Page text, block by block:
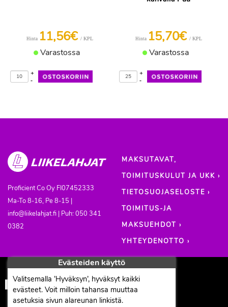
Hinta 11,56€ / KPL
Varastossa
-
+
Hinta 15,70€ / KPL
Varastossa
-
+
Proficient Co Oy FI07452333
Ma-To 8-16, Pe 8-15 |
info@liikelahjat.fi | Puh: 050 341
0382
MAKSUTAVAT,
TOIMITUSKULUT JA UKK ›
TIETOSUOJASELOSTE ›
TOIMITUS-JA
MAKSUEHDOT ›
YHTEYDENOTTO ›
Evästeiden käyttö
Valitsemalla ’Hyväksyn’, hyväksyt kaikki
evästeet. Voit milloin tahansa muuttaa
asetuksia sivun alareunan linkistä.